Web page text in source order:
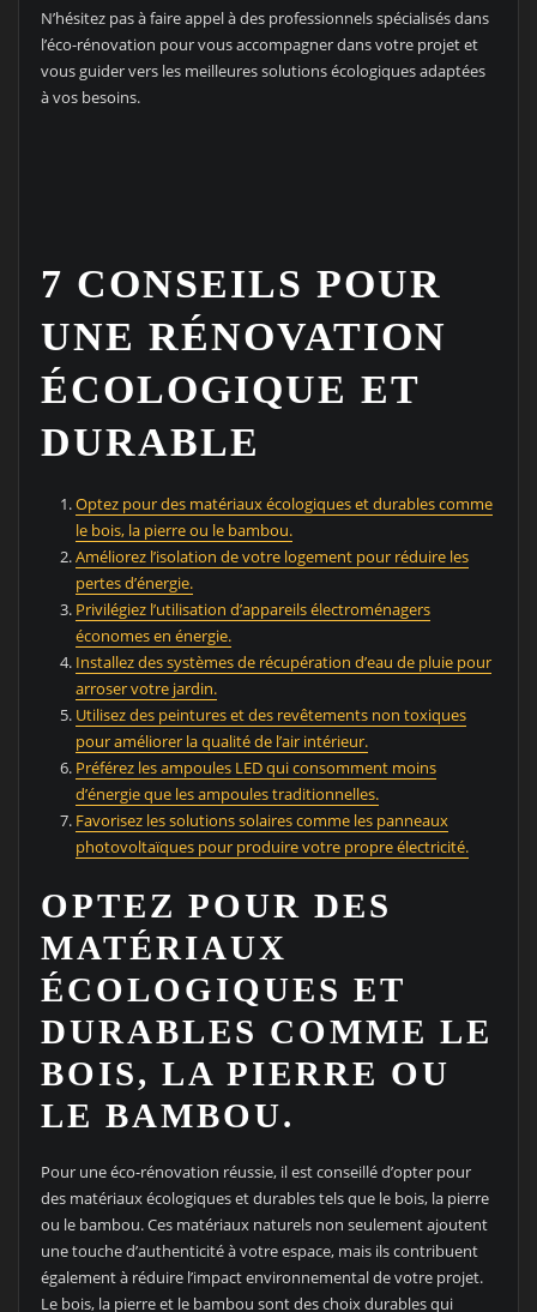
N’hésitez pas à faire appel à des professionnels spécialisés dans
l’éco-rénovation pour vous accompagner dans votre projet et
vous guider vers les meilleures solutions écologiques adaptées
à vos besoins.
7 CONSEILS POUR
UNE RÉNOVATION
ÉCOLOGIQUE ET
DURABLE
Optez pour des matériaux écologiques et durables comme
le bois, la pierre ou le bambou.
Améliorez l’isolation de votre logement pour réduire les
pertes d’énergie.
Privilégiez l’utilisation d’appareils électroménagers
économes en énergie.
Installez des systèmes de récupération d’eau de pluie pour
arroser votre jardin.
Utilisez des peintures et des revêtements non toxiques
pour améliorer la qualité de l’air intérieur.
Préférez les ampoules LED qui consomment moins
d’énergie que les ampoules traditionnelles.
Favorisez les solutions solaires comme les panneaux
photovoltaïques pour produire votre propre électricité.
OPTEZ POUR DES
MATÉRIAUX
ÉCOLOGIQUES ET
DURABLES COMME LE
BOIS, LA PIERRE OU
LE BAMBOU.
Pour une éco-rénovation réussie, il est conseillé d’opter pour
des matériaux écologiques et durables tels que le bois, la pierre
ou le bambou. Ces matériaux naturels non seulement ajoutent
une touche d’authenticité à votre espace, mais ils contribuent
également à réduire l’impact environnemental de votre projet.
Le bois, la pierre et le bambou sont des choix durables qui